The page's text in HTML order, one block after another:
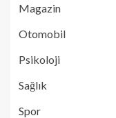
Magazin
Otomobil
Psikoloji
Sağlık
Spor